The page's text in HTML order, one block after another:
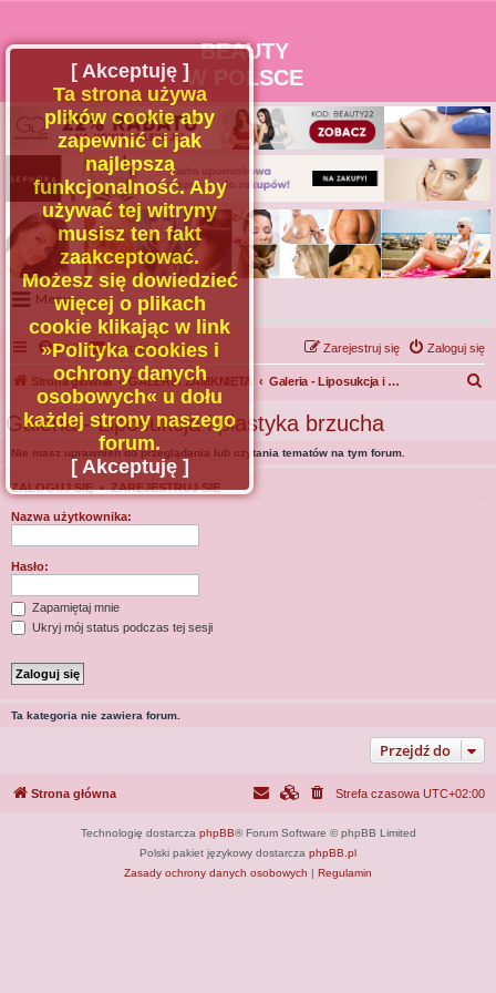
BEAUTY
W POLSCE
Menu
Portal
Facebook
Regulamin
Zapytaj administratora
Kontakt
FAQ Kontakt z nami Zaloguj się
Zarejestruj się
Strona główna GALERIA ZAMKNIETA Galeria - Liposukcja i plastyka brzucha
Galeria - Liposukcja i plastyka brzucha
Nie masz uprawnień do przeglądania lub czytania tematów na tym forum.
ZALOGUJ SIĘ•ZAREJESTRUJ SIĘ
Nazwa użytkownika:
Hasło:
Zapamiętaj mnie
Ukryj mój status podczas tej sesji
Ta kategoria nie zawiera forum.
Przejdź do
[ Akceptuję ]
Ta strona używa
plików cookie aby
zapewnić ci jak
najlepszą
funkcjonalność. Aby
używać tej witryny
musisz ten fakt
zaakceptować.
Możesz się dowiedzieć
więcej o plikach
cookie klikając w link
»Polityka cookies i
ochrony danych
osobowych« u dołu
każdej strony naszego
forum.
[ Akceptuję ]
Strona główna Strefa czasowa UTC+02:00
Technologię dostarcza phpBB® Forum Software © phpBB Limited
Polski pakiet językowy dostarcza phpBB.pl
Zasady ochrony danych osobowych | Regulamin